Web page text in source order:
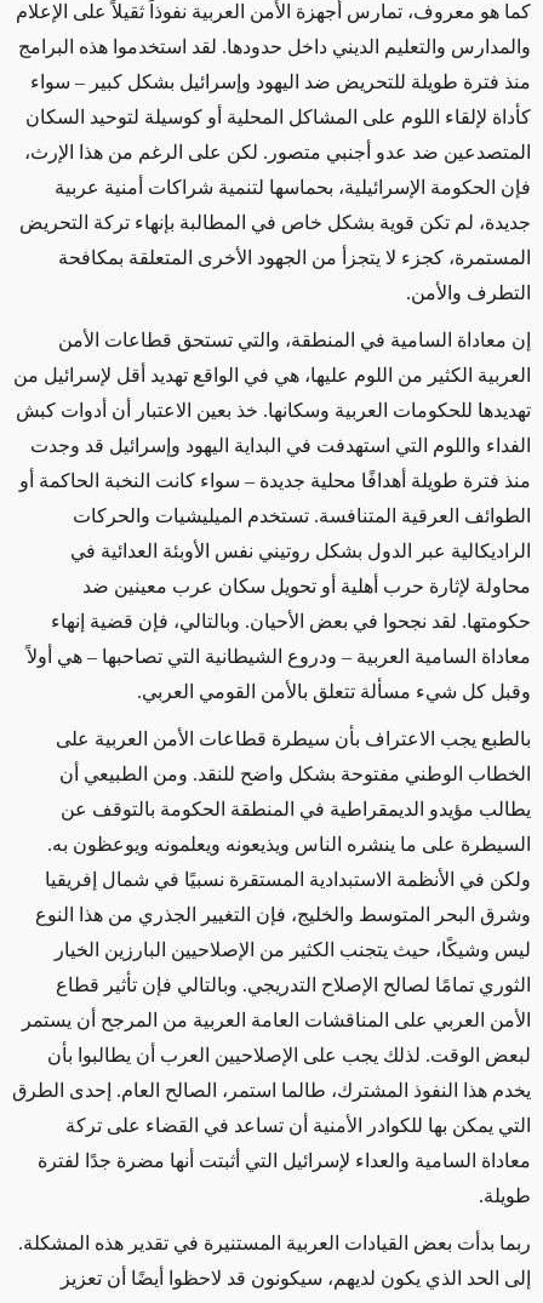
كما هو معروف، تمارس أجهزة الأمن العربية نفوذاً ثقيلاً على الإعلام
والمدارس والتعليم الديني داخل حدودها. لقد استخدموا هذه البرامج
منذ فترة طويلة للتحريض ضد اليهود وإسرائيل بشكل كبير – سواء
كأداة لإلقاء اللوم على المشاكل المحلية أو كوسيلة لتوحيد السكان
المتصدعين ضد عدو أجنبي متصور. لكن على الرغم من هذا الإرث،
فإن الحكومة الإسرائيلية، بحماسها لتنمية شراكات أمنية عربية
جديدة، لم تكن قوية بشكل خاص في المطالبة بإنهاء تركة التحريض
المستمرة، كجزء لا يتجزأ من الجهود الأخرى المتعلقة بمكافحة
التطرف والأمن.
إن معاداة السامية في المنطقة، والتي تستحق قطاعات الأمن
العربية الكثير من اللوم عليها، هي في الواقع تهديد أقل لإسرائيل من
تهديدها للحكومات العربية وسكانها. خذ بعين الاعتبار أن أدوات كبش
الفداء واللوم التي استهدفت في البداية اليهود وإسرائيل قد وجدت
منذ فترة طويلة أهدافًا محلية جديدة – سواء كانت النخبة الحاكمة أو
الطوائف العرقية المتنافسة. تستخدم الميليشيات والحركات
الراديكالية عبر الدول بشكل روتيني نفس الأوبئة العدائية في
محاولة لإثارة حرب أهلية أو تحويل سكان عرب معينين ضد
حكومتها. لقد نجحوا في بعض الأحيان. وبالتالي، فإن قضية إنهاء
معاداة السامية العربية – ودروع الشيطانية التي تصاحبها – هي أولاً
وقبل كل شيء مسألة تتعلق بالأمن القومي العربي.
بالطبع يجب الاعتراف بأن سيطرة قطاعات الأمن العربية على
الخطاب الوطني مفتوحة بشكل واضح للنقد. ومن الطبيعي أن
يطالب مؤيدو الديمقراطية في المنطقة الحكومة بالتوقف عن
السيطرة على ما ينشره الناس ويذيعونه ويعلمونه ويوعظون به.
ولكن في الأنظمة الاستبدادية المستقرة نسبيًا في شمال إفريقيا
وشرق البحر المتوسط والخليج، فإن التغيير الجذري من هذا النوع
ليس وشيكًا، حيث يتجنب الكثير من الإصلاحيين البارزين الخيار
الثوري تمامًا لصالح الإصلاح التدريجي. وبالتالي فإن تأثير قطاع
الأمن العربي على المناقشات العامة العربية من المرجح أن يستمر
لبعض الوقت. لذلك يجب على الإصلاحيين العرب أن يطالبوا بأن
يخدم هذا النفوذ المشترك، طالما استمر، الصالح العام. إحدى الطرق
التي يمكن بها للكوادر الأمنية أن تساعد في القضاء على تركة
معاداة السامية والعداء لإسرائيل التي أثبتت أنها مضرة جدًا لفترة
طويلة.
ربما بدأت بعض القيادات العربية المستنيرة في تقدير هذه المشكلة.
إلى الحد الذي يكون لديهم، سيكونون قد لاحظوا أيضًا أن تعزيز